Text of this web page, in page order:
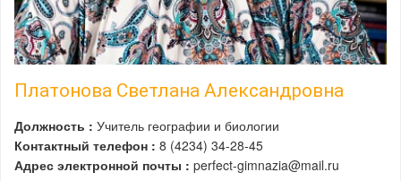
Платонова Светлана Александровна
Должность : Учитель географии и биологии
Контактный телефон : 8 (4234) 34-28-45
Адрес электронной почты : perfect-gimnazia@mail.ru